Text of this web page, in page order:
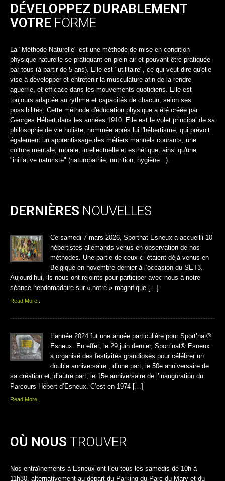
DÉVELOPPEZ DURABLEMENT
VOTRE FORME
La "Méthode Naturelle" est une méthode de mise en condition
physique naturelle se pratiquant en plein air et pouvant être pratiquée
par tous (à partir de 5 ans). Elle est "utilitaire", ce qui veut dire qu'elle
vise à développer et entretenir la musculature afin de la rendre
aguerrie, et efficace dans les mouvements quotidiens. Elle est
toujours adaptée au rythme et capacités de chacun, selon ses
possibilités. Cette méthode d'éducation physique a été créée par
Georges Hébert dans les années 1910. Elle est le volet principal de sa
philosophie de vie holiste, nommée après lui l'hébertisme, qui prévoit
également un apprentissage des métiers manuels courants, une
culture mentale, morale, intellectuelle et esthétique, ainsi qu'une
"initiative naturiste" (naturopathie, nutrition, hygiène...).
DERNIÈRES NOUVELLES
Ce samedi 7 mars 2026, Sportnat Esneux a accueilli 10
hébertistes allemands venus en observation de nos
méthodes. Une partie de ceux-ci étaient déjà venus en
Belgique en novembre dernier à l’occasion du SET3.
Aujourd’hui, ils nous ont rejoints pour participer avec nous à notre
séance hebdomadaire sur « notre » magnifique […]
Read More..
L’année 2024 fut une année particulière pour Sport’nat®
Esneux. En effet, le 29 juin dernier, Sport’nat® Esneux
a organisé des festivités grandioses pour célébrer un
double anniversaire ; d’une part, le 50e anniversaire de
sa création et, d’autre part, le 15e anniversaire de l’inauguration du
Parcours Hébert d’Esneux. C’est en 1974 […]
Read More..
OÙ NOUS TROUVER
Nos entraînements à Esneux ont lieu tous les samedis de 10h à
11h30, alternativement au départ du Parking du Parc du Mary et du